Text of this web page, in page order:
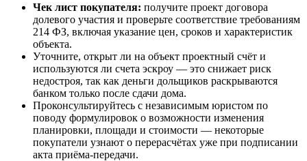
Чек лист покупателя: получите проект договора
долевого участия и проверьте соответствие требованиям
214 ФЗ, включая указание цен, сроков и характеристик
объекта.
Уточните, открыт ли на объект проектный счёт и
используются ли счета эскроу — это снижает риск
недостроя, так как деньги дольщиков раскрываются
банком только после сдачи дома.
Проконсультируйтесь с независимым юристом по
поводу формулировок о возможности изменения
планировки, площади и стоимости — некоторые
покупатели узнают о перерасчётах уже при подписании
акта приёма-передачи.